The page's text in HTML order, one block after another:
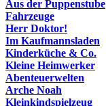
Aus der Puppenstube
Fahrzeuge
Herr Doktor!
Im Kaufmannsladen
Kinderküche & Co.
Kleine Heimwerker
Abenteuerwelten
Arche Noah
Kleinkindspielzeug